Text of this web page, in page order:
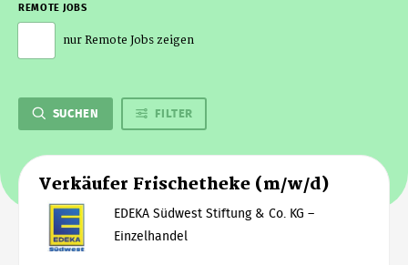
REMOTE JOBS
nur Remote Jobs zeigen
SUCHEN FILTER
Verkäufer Frischetheke (m/w/d)
EDEKA Südwest Stiftung & Co. KG –
Einzelhandel